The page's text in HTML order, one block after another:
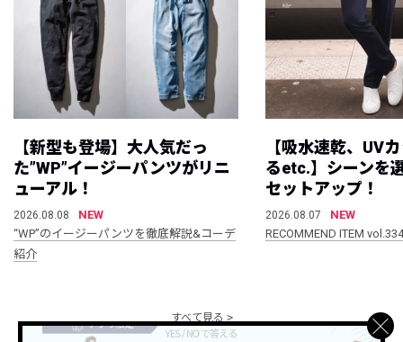
【新型も登場】大人気だっ
た”WP”イージーパンツがリニ
ューアル！
2026.08.08
NEW
“WP”のイージーパンツを徹底解説&コーデ
紹介
【吸水速乾、UV
るetc.】シーンを
セットアップ！
2026.08.07
NEW
RECOMMEND ITEM vol.334
すべて見る